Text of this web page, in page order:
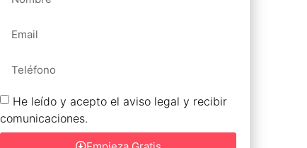
He leído y acepto el aviso legal y recibir
comunicaciones.